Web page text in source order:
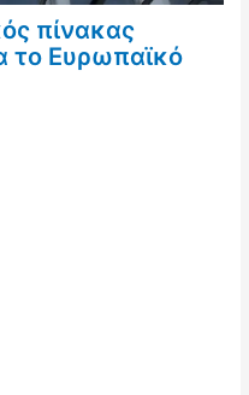
πίνακας
το Ευρωπαϊκό